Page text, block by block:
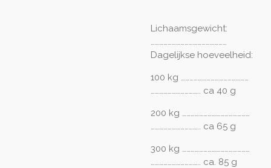
Lichaamsgewicht:
………………………………………………
Dagelijkse hoeveelheid:
100 kg …………………………………………
…………………………….. ca 40 g
200 kg …………………………………………
…………………………….. ca 65 g
300 kg …………………………………………
…………………………….. ca. 85 g